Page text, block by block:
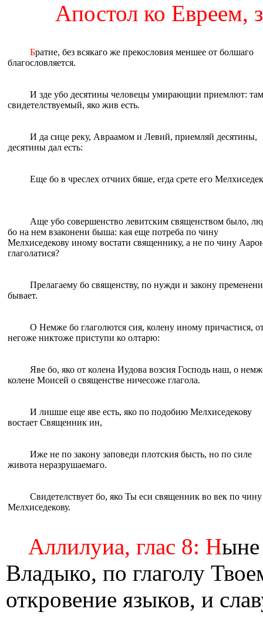
Апостол ко Eвреeм,
Братие, без всякаго же прекословия меншее от болшаго
благословляется.
И зде убо десятины человецы умирающии приемлют:
свидетелствуемый, яко жив eсть.
И да сице реку, Авраамом и Левий, приемляй десятины,
десятины дал eсть:
Eще бо в чреслех oтчиих бяше, eгда срете eго
Аще убо совершенство левитским священством было,
бо на нем взаконени быша: кая eще потреба по чину
Мелхиседекову иному востати священнику, а не по чину
глаголатися?
Прелагаему бо священству, по нужди и закону
бывает.
О Немже бо глаголются сия, колену иному причастися,
негоже никтоже приступи ко oлтарю:
Яве бо, яко от колена Иудова возсия Господь наш, о
колене Моисей о священстве ничесоже глагола.
И лишше eще яве eсть, яко по подобию Мелхиседекову
востает Священник ин,
Иже не по закону заповеди плотския бысть, но по силе
живота неразрушаемаго.
Свидетелствует бо, яко Ты eси священник во век по чину
Мелхиседекову.
Аллилуиа, глас 8: Ныне
Владыко, по глаголу
откровение языков, и